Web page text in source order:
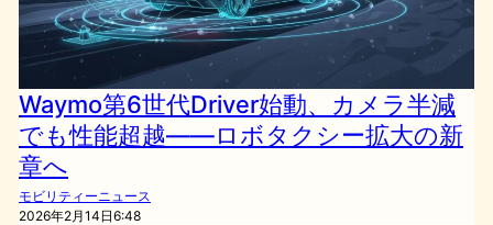
Waymo第6世代Driver始動、カメラ半減
でも性能超越――ロボタクシー拡大の新
章へ
モビリティーニュース
2026年2月14日6:48